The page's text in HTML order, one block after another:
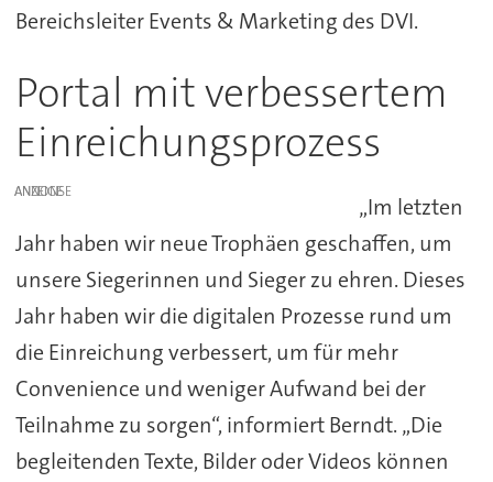
Bereichsleiter Events & Marketing des DVI.
Portal mit verbessertem
Einreichungsprozess
ANZEIGE
„Im letzten
Jahr haben wir neue Trophäen geschaffen, um
unsere Siegerinnen und Sieger zu ehren. Dieses
Jahr haben wir die digitalen Prozesse rund um
die Einreichung verbessert, um für mehr
Convenience und weniger Aufwand bei der
Teilnahme zu sorgen“, informiert Berndt. „Die
begleitenden Texte, Bilder oder Videos können